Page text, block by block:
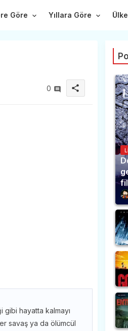
Göre Yıllara Göre
0 share
gibi hayatta kalmayı
savaş ya da ölümcül